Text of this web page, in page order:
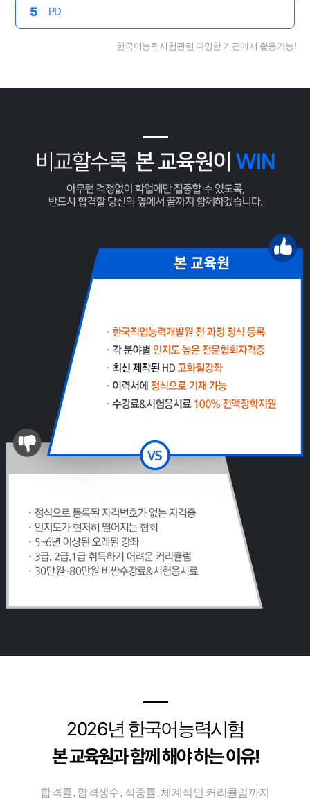
5 PD
한국어능력시험관련 다양한 기관에서 활용가능!
━
2026년 한국어능력시험
본 교육원과 함께 해야 하는 이유!
합격률, 합격생수, 적중률, 체계적인 커리큘럼까지